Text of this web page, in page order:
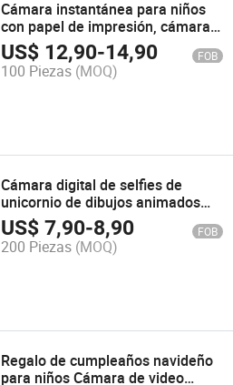
Cámara instantánea para niños
con papel de impresión, cámara
digital para selfies y 1080P
cámara de video
US$ 12,90-14,90 FOB
100 Piezas (MOQ)
Cámara digital de selfies de
unicornio de dibujos animados
para cumpleaños de Navidad
para niñas y niños
US$7,90-8,90 FOB
200 Piezas (MOQ)
Regalo de cumpleaños navideño
para niños Cámara de video